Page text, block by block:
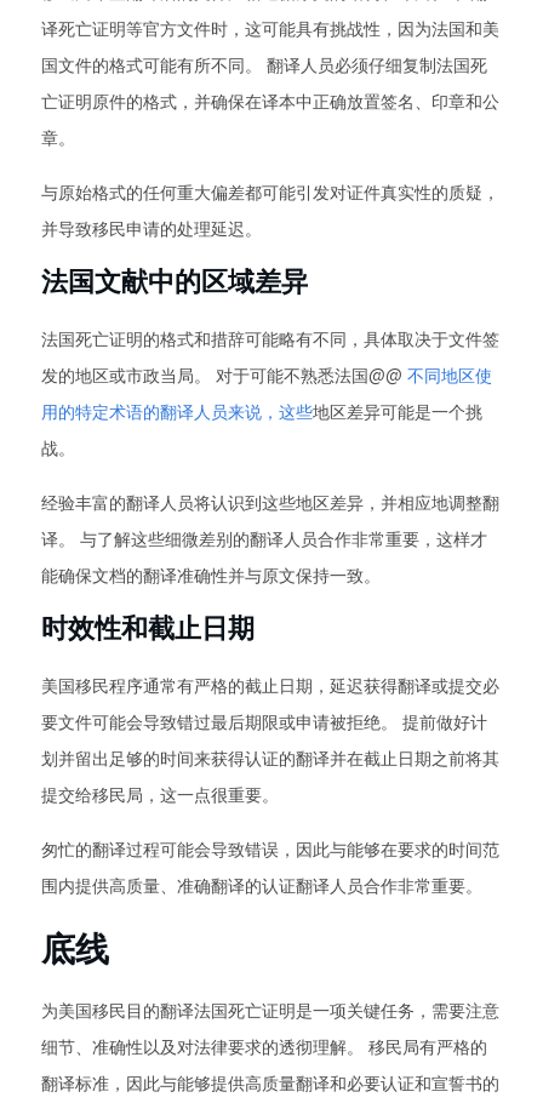
译死亡证明等官方文件时，这可能具有挑战性，因为法国和美
国文件的格式可能有所不同。 翻译人员必须仔细复制法国死
亡证明原件的格式，并确保在译本中正确放置签名、印章和公
章。
与原始格式的任何重大偏差都可能引发对证件真实性的质疑，
并导致移民申请的处理延迟。
法国文献中的区域差异
法国死亡证明的格式和措辞可能略有不同，具体取决于文件签
发的地区或市政当局。 对于可能不熟悉法国@@ 不同地区使
用的特定术语的翻译人员来说，这些地区差异可能是一个挑
战。
经验丰富的翻译人员将认识到这些地区差异，并相应地调整翻
译。 与了解这些细微差别的翻译人员合作非常重要，这样才
能确保文档的翻译准确性并与原文保持一致。
时效性和截止日期
美国移民程序通常有严格的截止日期，延迟获得翻译或提交必
要文件可能会导致错过最后期限或申请被拒绝。 提前做好计
划并留出足够的时间来获得认证的翻译并在截止日期之前将其
提交给移民局，这一点很重要。
匆忙的翻译过程可能会导致错误，因此与能够在要求的时间范
围内提供高质量、准确翻译的认证翻译人员合作非常重要。
底线
为美国移民目的翻译法国死亡证明是一项关键任务，需要注意
细节、准确性以及对法律要求的透彻理解。 移民局有严格的
翻译标准，因此与能够提供高质量翻译和必要认证和宣誓书的